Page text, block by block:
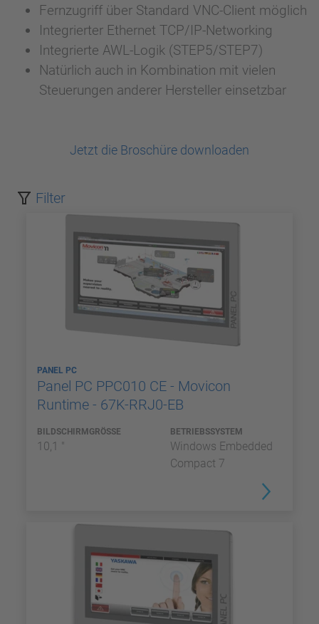
Fernzugriff über Standard VNC-Client möglich
Integrierter Ethernet TCP/IP-Networking
Integrierte AWL-Logik (STEP5/STEP7)
Natürlich auch in Kombination mit vielen
Steuerungen anderer Hersteller einsetzbar
Jetzt die Broschüre downloaden
Filter
PANEL PC
Panel PC PPC010 CE - Movicon
Runtime - 67K-RRJ0-EB
BILDSCHIRMGRÖSSE
10,1 "
BETRIEBSSYSTEM
Windows Embedded
Compact 7